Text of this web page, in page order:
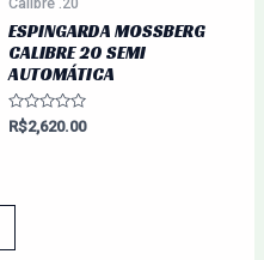
ESPINGARDA MOSSBERG
CALIBRE 20 SEMI
AUTOMÁTICA
Avaliação
0
R$2,620.00